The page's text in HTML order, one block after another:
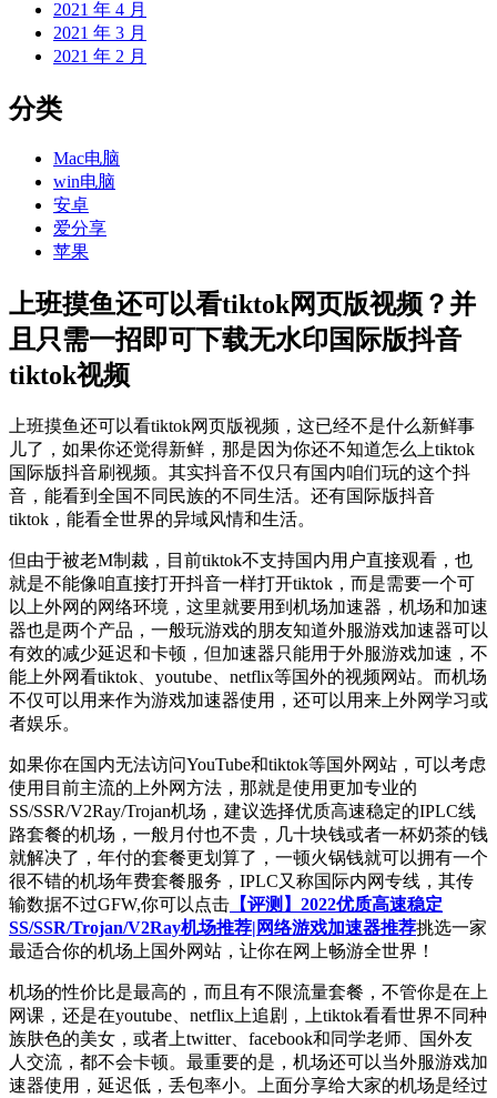
2021 年 4 月
2021 年 3 月
2021 年 2 月
分类
Mac电脑
win电脑
安卓
爱分享
苹果
上班摸鱼还可以看tiktok网页版视频？并
且只需一招即可下载无水印国际版抖音
tiktok视频
上班摸鱼还可以看tiktok网页版视频，这已经不是什么新鲜事
儿了，如果你还觉得新鲜，那是因为你还不知道怎么上tiktok
国际版抖音刷视频。其实抖音不仅只有国内咱们玩的这个抖
音，能看到全国不同民族的不同生活。还有国际版抖音
tiktok，能看全世界的异域风情和生活。
但由于被老M制裁，目前tiktok不支持国内用户直接观看，也
就是不能像咱直接打开抖音一样打开tiktok，而是需要一个可
以上外网的网络环境，这里就要用到机场加速器，机场和加速
器也是两个产品，一般玩游戏的朋友知道外服游戏加速器可以
有效的减少延迟和卡顿，但加速器只能用于外服游戏加速，不
能上外网看tiktok、youtube、netflix等国外的视频网站。而机场
不仅可以用来作为游戏加速器使用，还可以用来上外网学习或
者娱乐。
如果你在国内无法访问YouTube和tiktok等国外网站，可以考虑
使用目前主流的上外网方法，那就是使用更加专业的
SS/SSR/V2Ray/Trojan机场，建议选择优质高速稳定的IPLC线
路套餐的机场，一般月付也不贵，几十块钱或者一杯奶茶的钱
就解决了，年付的套餐更划算了，一顿火锅钱就可以拥有一个
很不错的机场年费套餐服务，IPLC又称国际内网专线，其传
输数据不过GFW,你可以点击 【评测】2022优质高速稳定
SS/SSR/Trojan/V2Ray机场推荐|网络游戏加速器推荐挑选一家
最适合你的机场上国外网站，让你在网上畅游全世界！
机场的性价比是最高的，而且有不限流量套餐，不管你是在上
网课，还是在youtube、netflix上追剧，上tiktok看看世界不同种
族肤色的美女，或者上twitter、facebook和同学老师、国外友
人交流，都不会卡顿。最重要的是，机场还可以当外服游戏加
速器使用，延迟低，丢包率小。上面分享给大家的机场是经过